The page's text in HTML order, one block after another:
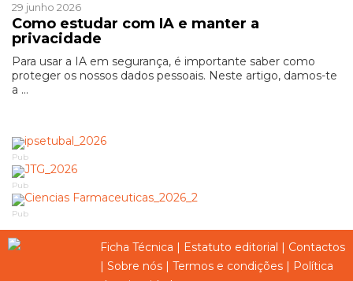
29 junho 2026
Como estudar com IA e manter a
privacidade
Para usar a IA em segurança, é importante saber como
proteger os nossos dados pessoais. Neste artigo, damos-te
a ...
Pub
Pub
Pub
Ficha Técnica | Estatuto editorial | Contactos
| Sobre nós | Termos e condições | Política